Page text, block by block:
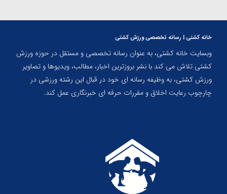
خانه کشتی | رسانه تخصصی ورزش کشتی
وبسایت خانه کشتی، به عنوان رسانه تخصصی و مستقل در حوزه ورزش
کشتی تلاش می کند با نشر بروزترین اخبار، مطالب، ویدیوها و تصاویر
ورزش کشتی، به وظیفه رسانه ای خود در قبال این رشته ورزشی در
چارچوب رعایت اخلاق و مقررات حرفه ای خبرنگاری عمل کند.